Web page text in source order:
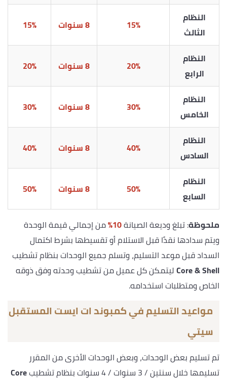
النظام
الثالث
15% 8 سنوات 15%
النظام
الرابع
20% 8 سنوات 20%
النظام
الخامس
30% 8 سنوات 30%
النظام
السادس
40% 8 سنوات 40%
النظام
السابع
50% 8 سنوات 50%
ملحوظة: تبلغ وديعة الصيانة10% من إجمالي قيمة الوحدة
ويتم سدادها نقدًا قبل الاستلام أو تقسيطها بشرط اكتمال
السداد قبل موعد التسليم، وتسلم جميع الوحدات بنظام تشطيب
Core & Shellليتمكن كل عميل من تشطيب وحدته وفق ذوقه
الخاص ومتطلبات استخدامه.
مواعيد التسليم في كمبوند ات ايست المستقبل
سيتي
تم تسليم بعض الوحدات، وبعض الوحدات الأخرى من المقرر
تسليمها خلال سنتين / 3 سنوات / 4 سنوات بنظام تشطيب
Core